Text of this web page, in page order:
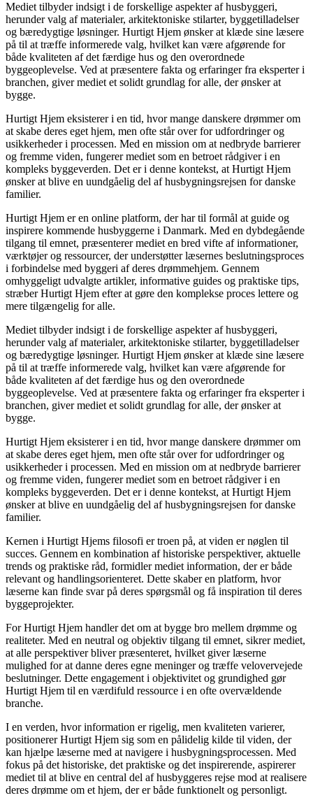
Mediet tilbyder indsigt i de forskellige aspekter af husbyggeri,
herunder valg af materialer, arkitektoniske stilarter, byggetilladelser
og bæredygtige løsninger. Hurtigt Hjem ønsker at klæde sine læsere
på til at træffe informerede valg, hvilket kan være afgørende for
både kvaliteten af det færdige hus og den overordnede
byggeoplevelse. Ved at præsentere fakta og erfaringer fra eksperter i
branchen, giver mediet et solidt grundlag for alle, der ønsker at
bygge.
Hurtigt Hjem eksisterer i en tid, hvor mange danskere drømmer om
at skabe deres eget hjem, men ofte står over for udfordringer og
usikkerheder i processen. Med en mission om at nedbryde barrierer
og fremme viden, fungerer mediet som en betroet rådgiver i en
kompleks byggeverden. Det er i denne kontekst, at Hurtigt Hjem
ønsker at blive en uundgåelig del af husbygningsrejsen for danske
familier.
Hurtigt Hjem er en online platform, der har til formål at guide og
inspirere kommende husbyggerne i Danmark. Med en dybdegående
tilgang til emnet, præsenterer mediet en bred vifte af informationer,
værktøjer og ressourcer, der understøtter læsernes beslutningsproces
i forbindelse med byggeri af deres drømmehjem. Gennem
omhyggeligt udvalgte artikler, informative guides og praktiske tips,
stræber Hurtigt Hjem efter at gøre den komplekse proces lettere og
mere tilgængelig for alle.
Mediet tilbyder indsigt i de forskellige aspekter af husbyggeri,
herunder valg af materialer, arkitektoniske stilarter, byggetilladelser
og bæredygtige løsninger. Hurtigt Hjem ønsker at klæde sine læsere
på til at træffe informerede valg, hvilket kan være afgørende for
både kvaliteten af det færdige hus og den overordnede
byggeoplevelse. Ved at præsentere fakta og erfaringer fra eksperter i
branchen, giver mediet et solidt grundlag for alle, der ønsker at
bygge.
Hurtigt Hjem eksisterer i en tid, hvor mange danskere drømmer om
at skabe deres eget hjem, men ofte står over for udfordringer og
usikkerheder i processen. Med en mission om at nedbryde barrierer
og fremme viden, fungerer mediet som en betroet rådgiver i en
kompleks byggeverden. Det er i denne kontekst, at Hurtigt Hjem
ønsker at blive en uundgåelig del af husbygningsrejsen for danske
familier.
Kernen i Hurtigt Hjems filosofi er troen på, at viden er nøglen til
succes. Gennem en kombination af historiske perspektiver, aktuelle
trends og praktiske råd, formidler mediet information, der er både
relevant og handlingsorienteret. Dette skaber en platform, hvor
læserne kan finde svar på deres spørgsmål og få inspiration til deres
byggeprojekter.
For Hurtigt Hjem handler det om at bygge bro mellem drømme og
realiteter. Med en neutral og objektiv tilgang til emnet, sikrer mediet,
at alle perspektiver bliver præsenteret, hvilket giver læserne
mulighed for at danne deres egne meninger og træffe velovervejede
beslutninger. Dette engagement i objektivitet og grundighed gør
Hurtigt Hjem til en værdifuld ressource i en ofte overvældende
branche.
I en verden, hvor information er rigelig, men kvaliteten varierer,
positionerer Hurtigt Hjem sig som en pålidelig kilde til viden, der
kan hjælpe læserne med at navigere i husbygningsprocessen. Med
fokus på det historiske, det praktiske og det inspirerende, aspirerer
mediet til at blive en central del af husbyggeres rejse mod at realisere
deres drømme om et hjem, der er både funktionelt og personligt.